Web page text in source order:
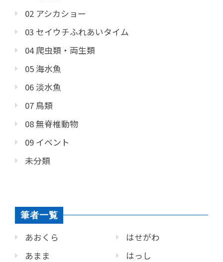
02 アシカショー
03 セイウチふれあいタイム
04 爬虫類・両生類
05 海水魚
06 淡水魚
07 鳥類
08 無脊椎動物
09 イベント
未分類
筆者一覧
あおくら
あまま
はせがわ
はっし